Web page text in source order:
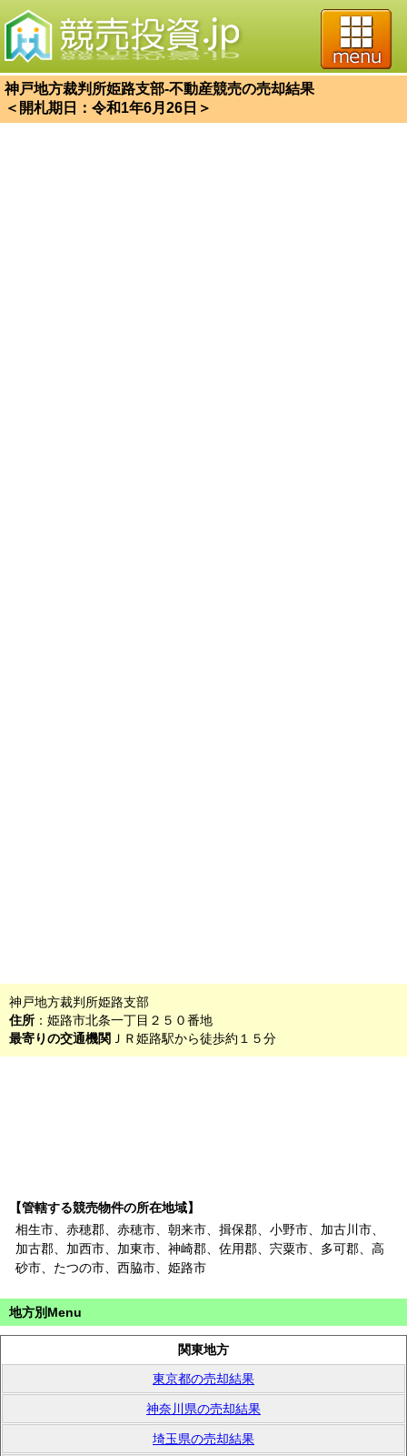
神戸地方裁判所姫路支部-不動産競売の売却結果
＜開札期日：令和1年6月26日＞
神戸地方裁判所姫路支部
住所 ：姫路市北条一丁目２５０番地
最寄りの交通機関 ＪＲ姫路駅から徒歩約１５分
【管轄する競売物件の所在地域】
相生市、赤穂郡、赤穂市、朝来市、揖保郡、小野市、加古川市、
加古郡、加西市、加東市、神崎郡、佐用郡、宍粟市、多可郡、高
砂市、たつの市、西脇市、姫路市
地方別Menu
関東地方
東京都の売却結果
神奈川県の売却結果
埼玉県の売却結果